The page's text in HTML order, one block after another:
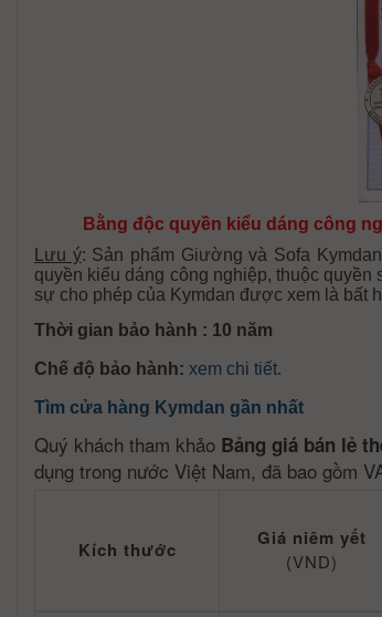
Bằng độc quyền kiểu dáng công
Lưu ý: Sản phẩm Giường và Sofa
quyền kiểu dáng công nghiệp, thuộc
sự cho phép của Kymdan được xem là bất
Thời gian bảo hành : 10 năm
Chế độ bảo hành: xem chi tiết.
Tìm cửa hàng Kymdan gần nhất
Quý khách tham khảo Bảng giá bán lẻ
dụng trong nước Việt Nam, đã bao gồm
Kích thước Giá niêm yết
(VND)